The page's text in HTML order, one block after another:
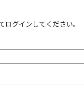
ンボール
ログインしてください。